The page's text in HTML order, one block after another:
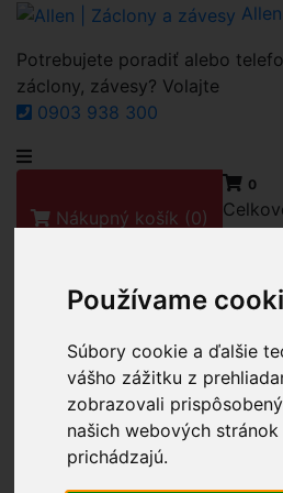
Používame
Súbory cookie a ďalšie
vášho zážitku z
zobrazovali
našich webových
prichádzajú.
Potrebujete poradiť alebo
záclony, závesy? Volajte
0903 938 300
Nákupný košík (0)
0
pri hľadaní farby
Nákupný košík - Allen -
Kontaktné informácie -
Recenzie
Záclony a závesy za
Užitočné informácie - rady